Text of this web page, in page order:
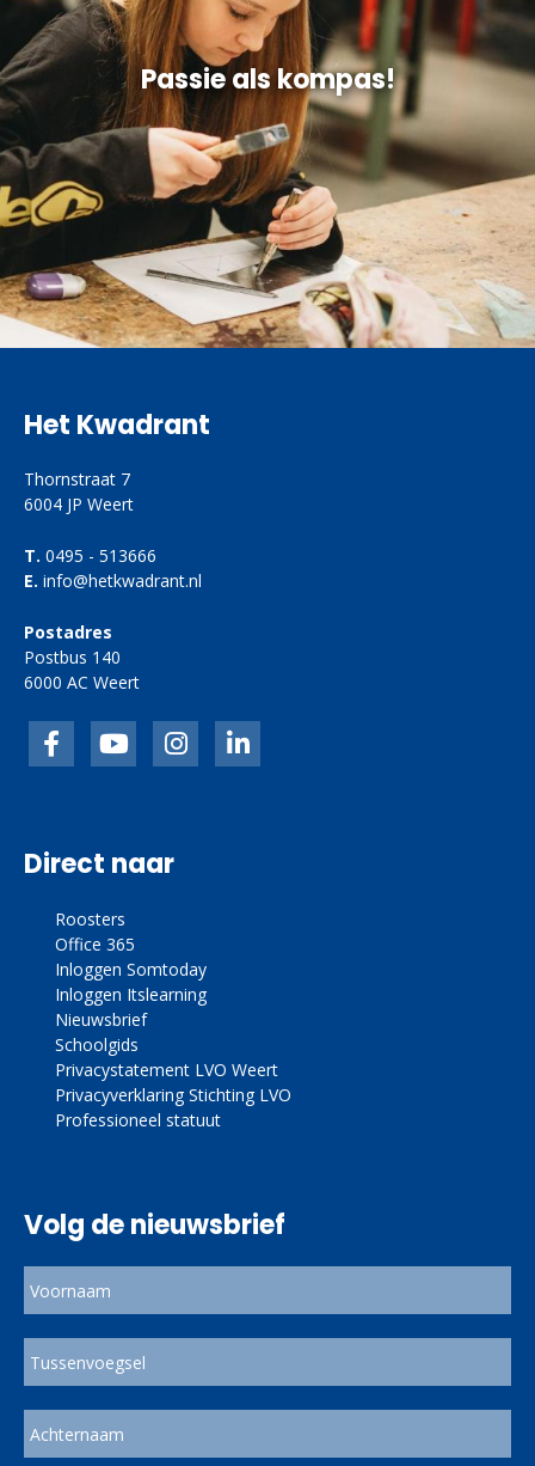
Passie als kompas!
Het Kwadrant
Thornstraat 7
6004 JP Weert
T. 0495 - 513666
E. info@hetkwadrant.nl
Postadres
Postbus 140
6000 AC Weert
Direct naar
Roosters
Office 365
Inloggen Somtoday
Inloggen Itslearning
Nieuwsbrief
Schoolgids
Privacystatement LVO Weert
Privacyverklaring Stichting LVO
Professioneel statuut
Volg de nieuwsbrief